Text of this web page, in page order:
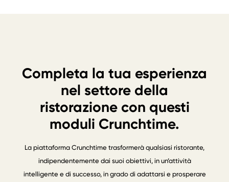
Completa la tua esperienza
nel settore della
ristorazione con questi
moduli Crunchtime.
La piattaforma Crunchtime trasformerà qualsiasi ristorante,
indipendentemente dai suoi obiettivi, in un’attività
intelligente e di successo, in grado di adattarsi e prosperare